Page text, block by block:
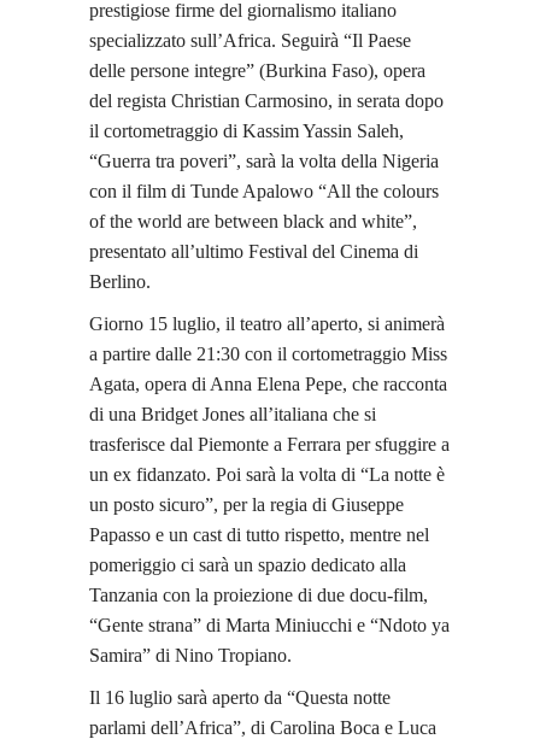
prestigiose firme del giornalismo italiano
specializzato sull’Africa. Seguirà “Il Paese
delle persone integre” (Burkina Faso), opera
del regista Christian Carmosino, in serata dopo
il cortometraggio di Kassim Yassin Saleh,
“Guerra tra poveri”, sarà la volta della Nigeria
con il film di Tunde Apalowo “All the colours
of the world are between black and white”,
presentato all’ultimo Festival del Cinema di
Berlino.
Giorno 15 luglio, il teatro all’aperto, si animerà
a partire dalle 21:30 con il cortometraggio Miss
Agata, opera di Anna Elena Pepe, che racconta
di una Bridget Jones all’italiana che si
trasferisce dal Piemonte a Ferrara per sfuggire a
un ex fidanzato. Poi sarà la volta di “La notte è
un posto sicuro”, per la regia di Giuseppe
Papasso e un cast di tutto rispetto, mentre nel
pomeriggio ci sarà un spazio dedicato alla
Tanzania con la proiezione di due docu-film,
“Gente strana” di Marta Miniucchi e “Ndoto ya
Samira” di Nino Tropiano.
Il 16 luglio sarà aperto da “Questa notte
parlami dell’Africa”, di Carolina Boca e Luca